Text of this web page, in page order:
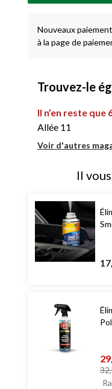
Nouveaux
à la page de
Trouvez-le
Il n’en reste que
Allée 11
Voir d'autres
Il